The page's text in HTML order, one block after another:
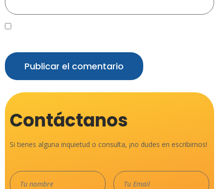
Contáctanos
Si tienes alguna inquietud o consulta, ¡no dudes en escribirnos!